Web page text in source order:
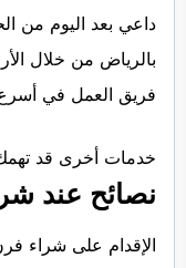
داعي بعد اليوم من
بالرياض من خلال
فريق العمل في
خدمات أخرى قد
نصائح عند
الإقدام على شراء